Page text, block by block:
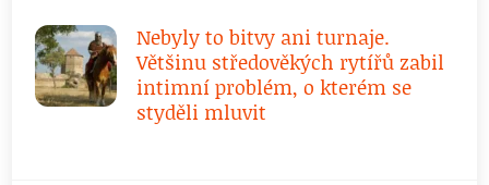
Nebyly to bitvy ani turnaje.
Většinu středověkých rytířů zabil
intimní problém, o kterém se
styděli mluvit